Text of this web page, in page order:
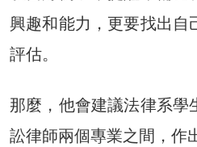
興趣和能力，更要找出自
評估。
那麼，他會建議法律系學
訟律師兩個專業之間，作